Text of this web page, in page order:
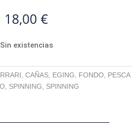
18,00 €
Sin existencias
CAÑAS, EGING FONDO
PESCA
SPINNING SPINNING